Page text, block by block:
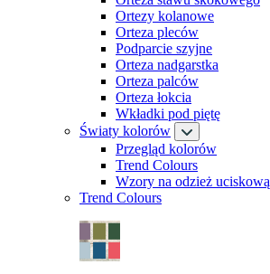
Ortezy kolanowe
Orteza pleców
Podparcie szyjne
Orteza nadgarstka
Orteza palców
Orteza łokcia
Wkładki pod piętę
Światy kolorów
Przegląd kolorów
Trend Colours
Wzory na odzież uciskową
Trend Colours